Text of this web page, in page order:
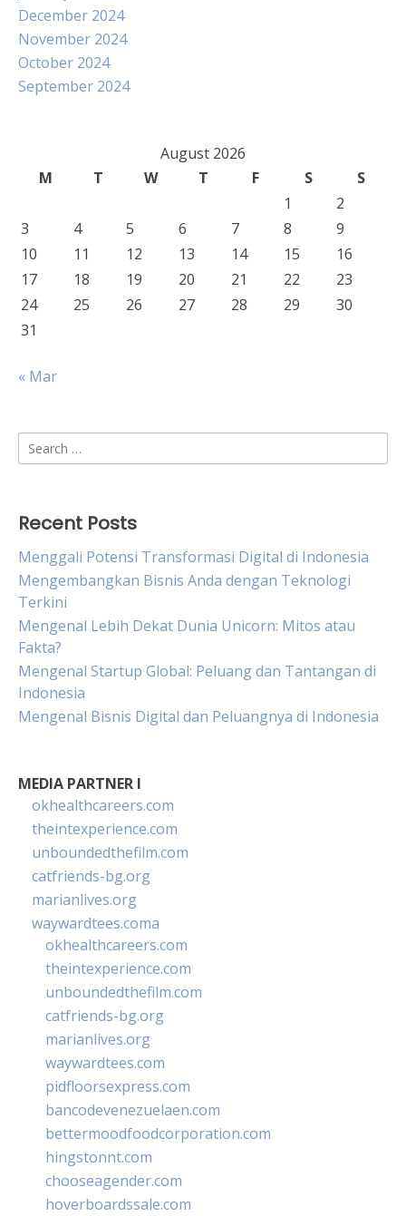
December 2024
November 2024
October 2024
September 2024
August 2026
M
T W T F S
S
1
2
3
4 5 6 7 8
9
10
11 12 13 14 15
16
17
18 19 20 21 22
23
24
25 26 27 28 29
30
31
« Mar
Search
for:
Recent Posts
Menggali Potensi Transformasi Digital di Indonesia
Mengembangkan Bisnis Anda dengan Teknologi
Terkini
Mengenal Lebih Dekat Dunia Unicorn: Mitos atau
Fakta?
Mengenal Startup Global: Peluang dan Tantangan di
Indonesia
Mengenal Bisnis Digital dan Peluangnya di Indonesia
MEDIA PARTNER I
okhealthcareers.com
theintexperience.com
unboundedthefilm.com
catfriends-bg.org
marianlives.org
waywardtees.coma
okhealthcareers.com
theintexperience.com
unboundedthefilm.com
catfriends-bg.org
marianlives.org
waywardtees.com
pidfloorsexpress.com
bancodevenezuelaen.com
bettermoodfoodcorporation.com
hingstonnt.com
chooseagender.com
hoverboardssale.com